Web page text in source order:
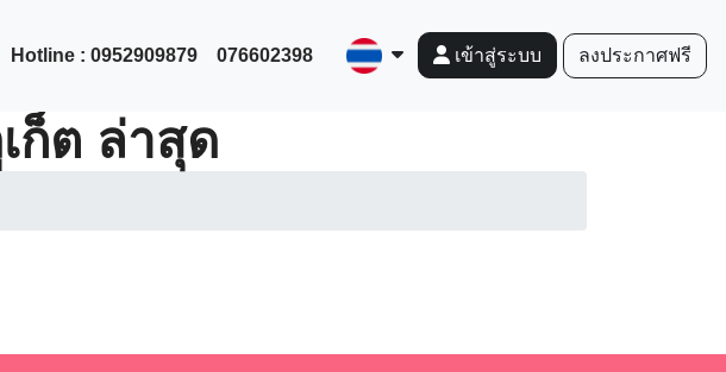
Hotline : 0952909879 076602398 เข้าสู่ระบบ ลงประกาศฟรี
ก็ต ล่าสุด